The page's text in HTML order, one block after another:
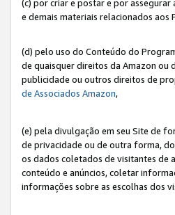
(c) por criar e postar e por
e demais materiais relacionados aos
(d) pelo uso do Conteúdo do
de quaisquer direitos da Amazon ou
publicidade ou outros direitos de
de Associados Amazon,
(e) pela divulgação em seu Site de
de privacidade ou de outra forma,
os dados coletados de visitantes de
conteúdo e anúncios, coletar
informações sobre as escolhas dos